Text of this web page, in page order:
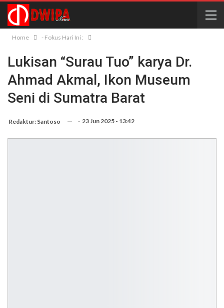
Home - Fokus Hari Ini :
Lukisan “Surau Tuo” karya Dr.
Ahmad Akmal, Ikon Museum
Seni di Sumatra Barat
Redaktur: Santoso - 23 Jun 2025 - 13:42